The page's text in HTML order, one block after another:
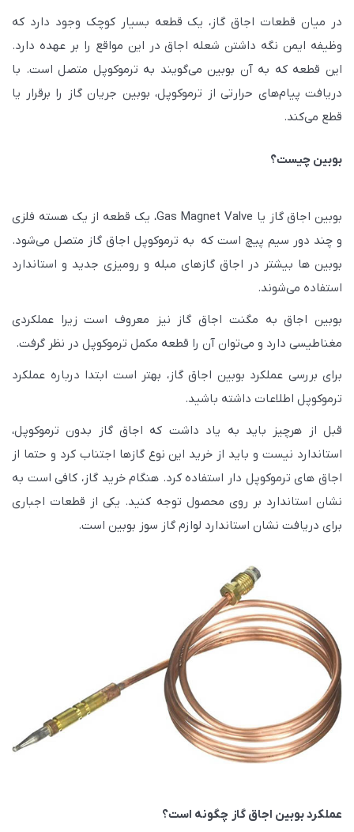
در میان قطعات اجاق گاز، یک قطعه بسیار کوچک وجود دارد که
وظیفه ایمن نگه داشتن شعله اجاق در این مواقع را بر عهده دارد.
این قطعه که به آن بوبین می‌گویند به ترموکوپل متصل است. با
دریافت پیام‌های حرارتی از ترموکوپل، بوبین جریان گاز را برقرار یا
قطع می‌کند.
بوبین چیست؟
بوبین اجاق گاز یا Gas Magnet Valve، یک قطعه از یک هسته فلزی
و چند دور سیم پیچ است که به ترموکوپل اجاق گاز متصل می‌شود.
بوبین ها بیشتر در اجاق گازهای مبله و رومیزی جدید و استاندارد
استفاده می‌شوند.
بوبین اجاق به مگنت اجاق گاز نیز معروف است زیرا عملکردی
مغناطیسی دارد و می‌توان آن را قطعه مکمل ترموکوپل در نظر گرفت.
برای بررسی عملکرد بوبین اجاق گاز، بهتر است ابتدا درباره عملکرد
ترموکوپل اطلاعات داشته باشید.
قبل از هرچیز باید به یاد داشت که اجاق گاز بدون ترموکوپل،
استاندارد نیست و باید از خرید این نوع گازها اجتناب کرد و حتما از
اجاق های ترموکوپل دار استفاده کرد. هنگام خرید گاز، کافی است به
نشان استاندارد بر روی محصول توجه کنید. یکی از قطعات اجباری
برای دریافت نشان استاندارد لوازم گاز سوز بوبین است.
عملکرد بوبین اجاق گاز چگونه است؟